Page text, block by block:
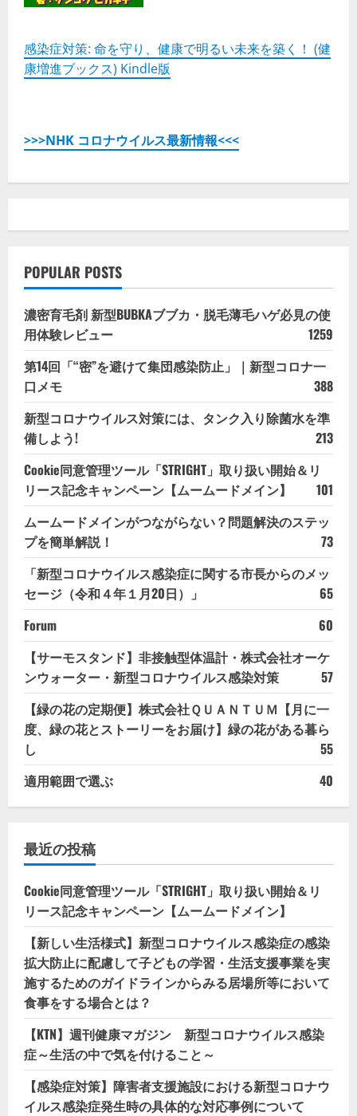
ご
だ
さ
い
感染症対策: 命を守り、健康で明るい未来を築く！ (健
康増進ブックス) Kindle版
>>>NHK コロナウイルス最新情報<<<
POPULAR POSTS
濃密育毛剤 新型BUBKAブブカ・脱毛薄毛ハゲ必見の使
用体験レビュー
1259
第14回「“密”を避けて集団感染防止」｜新型コロナ一
口メモ
388
新型コロナウイルス対策には、タンク入り除菌水を準
備しよう!
213
Cookie同意管理ツール「STRIGHT」取り扱い開始＆リ
リース記念キャンペーン【ムームードメイン】
101
ムームードメインがつながらない？問題解決のステッ
プを簡単解説！
73
「新型コロナウイルス感染症に関する市長からのメッ
セージ（令和４年１月20日）」
65
Forum
60
【サーモスタンド】非接触型体温計・株式会社オーケ
ンウォーター・新型コロナウイルス感染対策
57
【緑の花の定期便】株式会社ＱＵＡＮＴＵＭ【月に一
度、緑の花とストーリーをお届け】緑の花がある暮ら
し
55
適用範囲で選ぶ
40
最近の投稿
Cookie同意管理ツール「STRIGHT」取り扱い開始＆リ
リース記念キャンペーン【ムームードメイン】
【新しい生活様式】新型コロナウイルス感染症の感染
拡大防止に配慮して子どもの学習・生活支援事業を実
施するためのガイドラインからみる居場所等において
食事をする場合とは？
【KTN】週刊健康マガジン 新型コロナウイルス感染
症～生活の中で気を付けること～
【感染症対策】障害者支援施設における新型コロナウ
イルス感染症発生時の具体的な対応事例について